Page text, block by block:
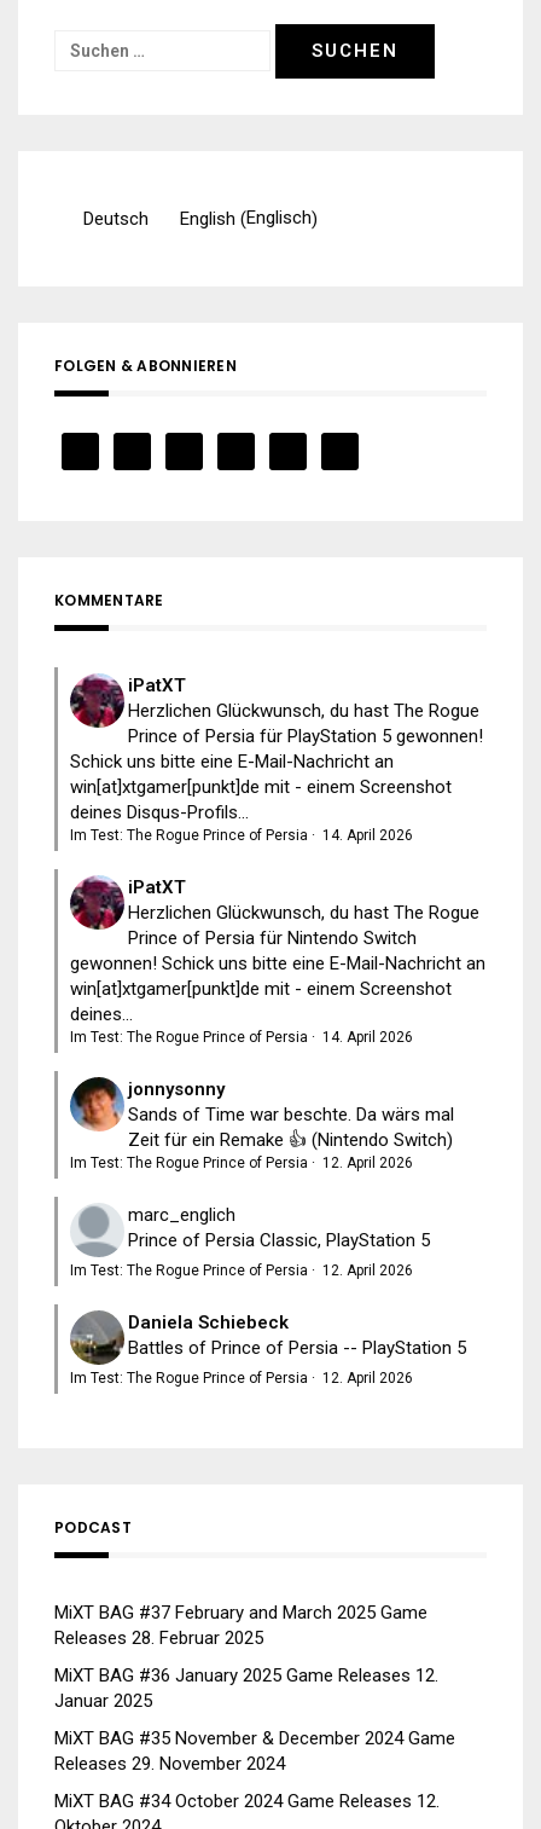
Suchen
Deutsch English (Englisch)
FOLGEN & ABONNIEREN
KOMMENTARE
iPatXT
Herzlichen Glückwunsch, du hast The Rogue
Prince of Persia für PlayStation 5 gewonnen!
Schick uns bitte eine E-Mail-Nachricht an
win[at]xtgamer[punkt]de mit - einem Screenshot
deines Disqus-Profils...
Im Test: The Rogue Prince of Persia · 14. April 2026
iPatXT
Herzlichen Glückwunsch, du hast The Rogue
Prince of Persia für Nintendo Switch
gewonnen! Schick uns bitte eine E-Mail-Nachricht an
win[at]xtgamer[punkt]de mit - einem Screenshot
deines...
Im Test: The Rogue Prince of Persia · 14. April 2026
jonnysonny
Sands of Time war beschte. Da wärs mal
Zeit für ein Remake 👍 (Nintendo Switch)
Im Test: The Rogue Prince of Persia · 12. April 2026
marc_englich
Prince of Persia Classic, PlayStation 5
Im Test: The Rogue Prince of Persia · 12. April 2026
Daniela Schiebeck
Battles of Prince of Persia -- PlayStation 5
Im Test: The Rogue Prince of Persia · 12. April 2026
PODCAST
MiXT BAG #37 February and March 2025 Game
Releases 28. Februar 2025
MiXT BAG #36 January 2025 Game Releases 12.
Januar 2025
MiXT BAG #35 November & December 2024 Game
Releases 29. November 2024
MiXT BAG #34 October 2024 Game Releases 12.